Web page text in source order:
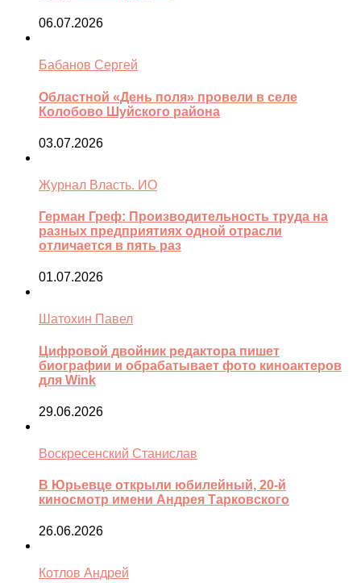
06.07.2026
Бабанов Сергей
Областной «День поля» провели в селе
Колобово Шуйского района
03.07.2026
Журнал Власть. ИО
Герман Греф: Производительность труда на
разных предприятиях одной отрасли
отличается в пять раз
01.07.2026
Шатохин Павел
Цифровой двойник редактора пишет
биографии и обрабатывает фото киноактеров
для Wink
29.06.2026
Воскресенский Станислав
В Юрьевце открыли юбилейный, 20-й
киносмотр имени Андрея Тарковского
26.06.2026
Котлов Андрей